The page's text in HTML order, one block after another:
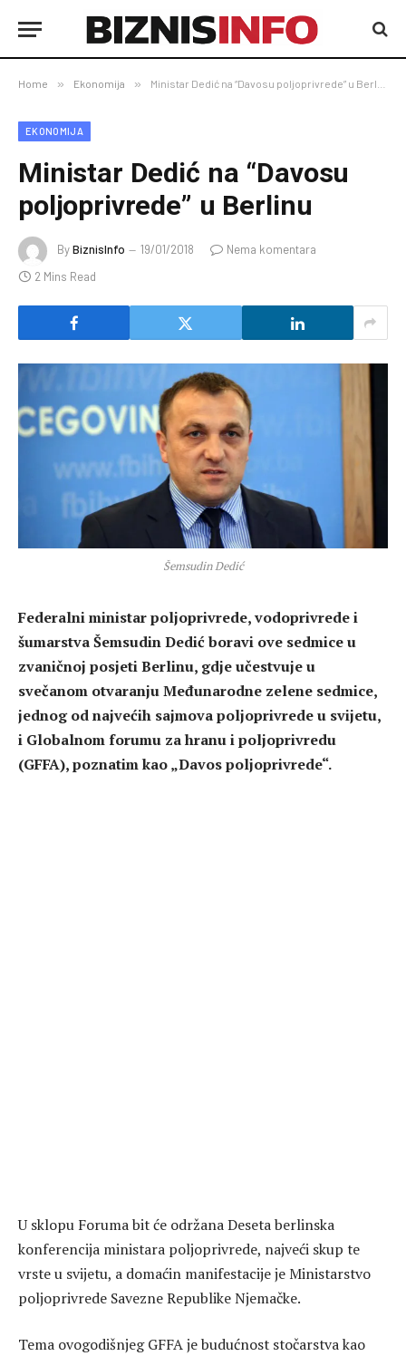
Home » Ekonomija » Ministar Dedić na “Davosu poljoprivrede” u Berlinu
EKONOMIJA
Ministar Dedić na “Davosu
poljoprivrede” u Berlinu
ByBiznisInfo 19/01/2018
Nema komentara
2 Mins Read
Šemsudin Dedić
Federalni ministar poljoprivrede, vodoprivrede i
šumarstva Šemsudin Dedić boravi ove sedmice u
zvaničnoj posjeti Berlinu, gdje učestvuje u
svečanom otvaranju Međunarodne zelene sedmice,
jednog od najvećih sajmova poljoprivrede u svijetu,
i Globalnom forumu za hranu i poljoprivredu
(GFFA), poznatim kao „Davos poljoprivrede“.
U sklopu Foruma bit će održana Deseta berlinska
konferencija ministara poljoprivrede, najveći skup te
vrste u svijetu, a domaćin manifestacije je Ministarstvo
poljoprivrede Savezne Republike Njemačke.
Tema ovogodišnjeg GFFA je budućnost stočarstva kao